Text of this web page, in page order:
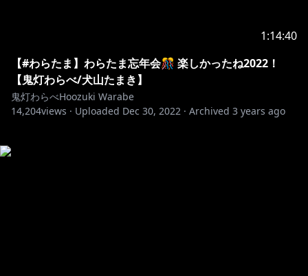
1:14:40
【#わらたま】わらたま忘年会🎊 楽しかったね2022！
【鬼灯わらべ/犬山たまき】
鬼灯わらべHoozuki Warabe
14,204views · Uploaded Dec 30, 2022 · Archived 3 years ago